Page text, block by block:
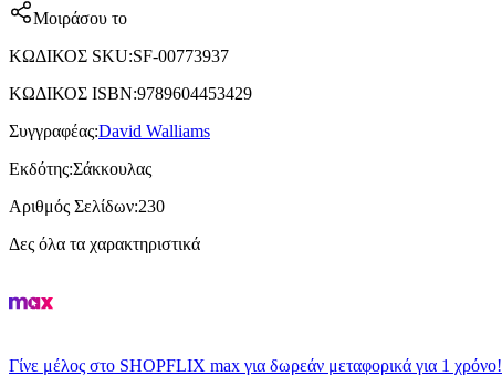
Μοιράσου το
ΚΩΔΙΚΟΣ SKU:SF-00773937
ΚΩΔΙΚΟΣ ISBN:9789604453429
Συγγραφέας:David Walliams
Εκδότης:Σάκκουλας
Αριθμός Σελίδων:230
Δες όλα τα χαρακτηριστικά
Γίνε μέλος στο SHOPFLIX max για δωρεάν μεταφορικά για 1 χρόνο!